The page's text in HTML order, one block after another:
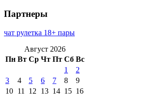
Партнеры
чат рулетка 18+ пары
Август 2026
Пн Вт Ср Чт Пт Сб Вс
1
2
3
4 5 6 7 8
9
10 11 12 13 14 15 16